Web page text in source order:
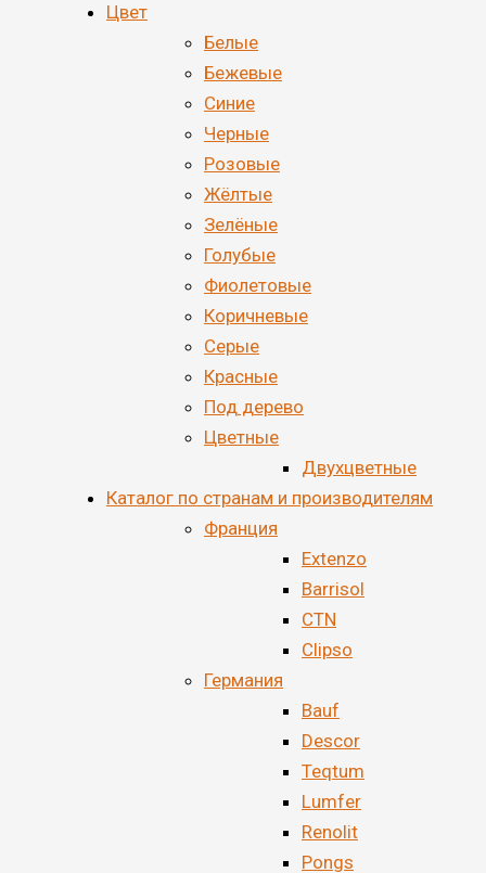
Цвет
Белые
Бежевые
Синие
Черные
Розовые
Жёлтые
Зелёные
Голубые
Фиолетовые
Коричневые
Серые
Красные
Под дерево
Цветные
Двухцветные
Каталог по странам и производителям
Франция
Extenzo
Barrisol
CTN
Clipso
Германия
Bauf
Descor
Teqtum
Lumfer
Renolit
Pongs